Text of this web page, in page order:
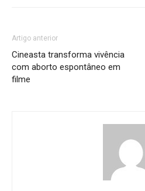
Artigo anterior
Cineasta transforma vivência
com aborto espontâneo em
filme